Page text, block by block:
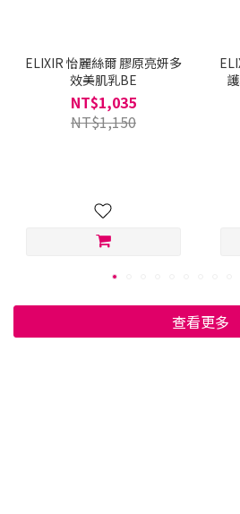
ELIXIR 怡麗絲爾 膠原亮妍多
效美肌乳BE
NT$1,035
NT$1,150
查看更多